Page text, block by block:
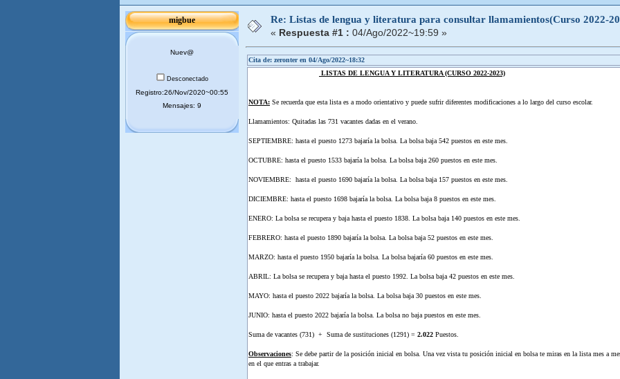
migbue
Nuev@
Desconectado
Registro:26/Nov/2020~00:55
Mensajes: 9
Re: Listas de lengua y literatura para consultar llamamientos(Curso 2022-
« Respuesta #1 : 04/Ago/2022~19:59 »
Cita de: zeronter en 04/Ago/2022~18:32
LISTAS DE LENGUA Y LITERATURA (CURSO 2022-2023)
NOTA: Se recuerda que esta lista es a modo orientativo y puede sufrir diferentes modificaciones a lo largo del curso escolar.
Llamamientos: Quitadas las 731 vacantes dadas en el verano.
SEPTIEMBRE: hasta el puesto 1273 bajaría la bolsa. La bolsa baja 542 puestos en este mes.
OCTUBRE: hasta el puesto 1533 bajaría la bolsa. La bolsa baja 260 puestos en este mes.
NOVIEMBRE: hasta el puesto 1690 bajaría la bolsa. La bolsa baja 157 puestos en este mes.
DICIEMBRE: hasta el puesto 1698 bajaría la bolsa. La bolsa baja 8 puestos en este mes.
ENERO: La bolsa se recupera y baja hasta el puesto 1838. La bolsa baja 140 puestos en este mes.
FEBRERO: hasta el puesto 1890 bajaría la bolsa. La bolsa baja 52 puestos en este mes.
MARZO: hasta el puesto 1950 bajaría la bolsa. La bolsa bajaría 60 puestos en este mes.
ABRIL: La bolsa se recupera y baja hasta el puesto 1992. La bolsa baja 42 puestos en este mes.
MAYO: hasta el puesto 2022 bajaría la bolsa. La bolsa baja 30 puestos en este mes.
JUNIO: hasta el puesto 2022 bajaría la bolsa. La bolsa no baja puestos en este mes.
Suma de vacantes (731) + Suma de sustituciones (1291) = 2.022 Puestos.
Observaciones: Se debe partir de la posición inicial en bolsa. Una vez vista tu posición inicial en bolsa te miras en la lista mes a
en el que entras a trabajar.